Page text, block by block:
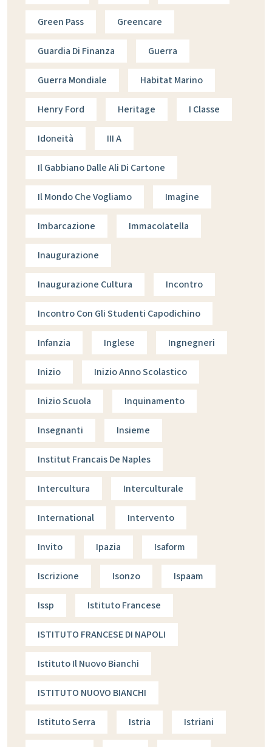
Green Pass Greencare
Guardia Di Finanza Guerra
Guerra Mondiale Habitat Marino
Henry Ford Heritage I Classe
Idoneità III A
Il Gabbiano Dalle Ali Di Cartone
Il Mondo Che Vogliamo Imagine
Imbarcazione Immacolatella
Inaugurazione
Inaugurazione Cultura Incontro
Incontro Con Gli Studenti Capodichino
Infanzia Inglese Ingnegneri
Inizio Inizio Anno Scolastico
Inizio Scuola Inquinamento
Insegnanti Insieme
Institut Francais De Naples
Intercultura Interculturale
International Intervento
Invito Ipazia Isaform
Iscrizione Isonzo Ispaam
Issp Istituto Francese
ISTITUTO FRANCESE DI NAPOLI
Istituto Il Nuovo Bianchi
ISTITUTO NUOVO BIANCHI
Istituto Serra Istria Istriani